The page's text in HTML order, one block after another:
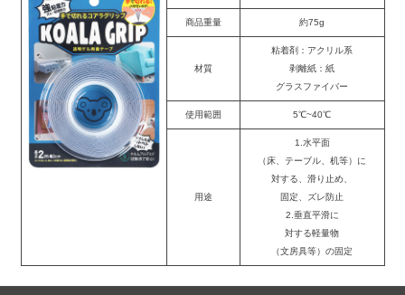
商品重量 約75g
材質
粘着剤：アクリル系
剥離紙：紙
グラスファイバー
使用範囲 5℃~40℃
用途
1.水平面
（床、テーブル、机等）に
対する、滑り止め、
固定、ズレ防止
2.垂直平滑に
対する軽量物
（文房具等）の固定